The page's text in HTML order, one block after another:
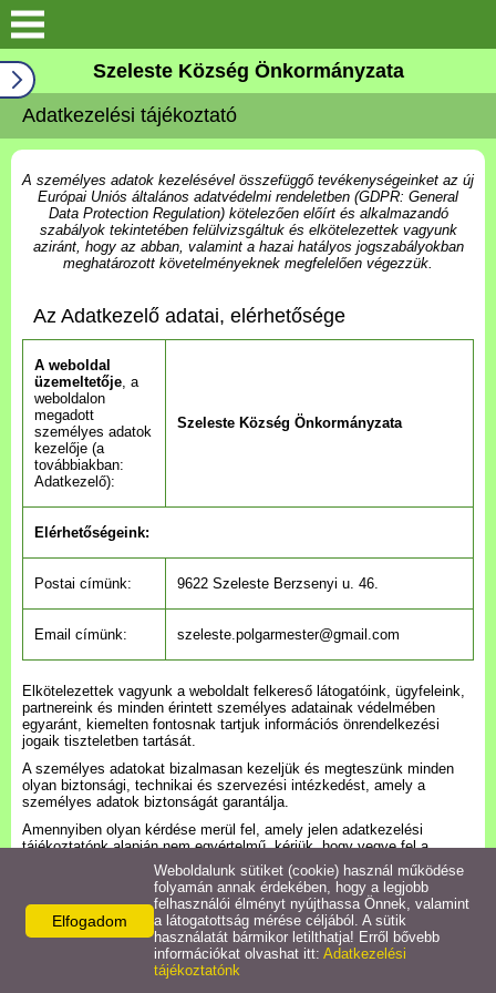
Keresés
Köszöntő
Falutörténet
Elérhetőségek
Önkormányzat
Választási információk
Pályázatok
Aktualitások
Településkép
Letöltések
Intézmények
Turizmus
Gazdaság
Hasznos linkek
Szeleste Község Önkormányzata
Adatkezelési tájékoztató
A személyes adatok kezelésével összefüggő tevékenységeinket az új
Európai Uniós általános adatvédelmi rendeletben (GDPR: General
Data Protection Regulation) kötelezően előírt és alkalmazandó
szabályok tekintetében felülvizsgáltuk és elkötelezettek vagyunk
aziránt, hogy az abban, valamint a hazai hatályos jogszabályokban
meghatározott követelményeknek megfelelően végezzük.
Az Adatkezelő adatai, elérhetősége
A weboldal
üzemeltetője, a
weboldalon
megadott
személyes adatok
kezelője (a
továbbiakban:
Adatkezelő):
Szeleste Község Önkormányzata
Elérhetőségeink:
Postai címünk: 9622 Szeleste Berzsenyi u. 46.
Email címünk: szeleste.polgarmester@gmail.com
Elkötelezettek vagyunk a weboldalt felkereső látogatóink, ügyfeleink,
partnereink és minden érintett személyes adatainak védelmében
egyaránt, kiemelten fontosnak tartjuk információs önrendelkezési
jogaik tiszteletben tartását.
A személyes adatokat bizalmasan kezeljük és megteszünk minden
olyan biztonsági, technikai és szervezési intézkedést, amely a
személyes adatok biztonságát garantálja.
Amennyiben olyan kérdése merül fel, amely jelen adatkezelési
tájékoztatónk alapján nem egyértelmű, kérjük, hogy vegye fel a
kapcsolatot velünk fenti elérhetőségeinken! Törekszünk arra, hogy
minél gyorsabban válaszoljunk Önnek, viszont amennyiben kérdése
megfelelő megválaszolása több időt vesz igénybe, akkor legfeljebb 15
napon belül vállaljuk annak megválaszolását.
Bármikor kérhet tájékoztatást személyes adatai kezelésével
kapcsolatban írásban (emailben, illetve postai címünkre megküldött
levélben) vagy szóban (telefonon). Felhívjuk a figyelmét, hogy
Elfogadom
Weboldalunk sütiket (cookie) használ működése
folyamán annak érdekében, hogy a legjobb
felhasználói élményt nyújthassa Önnek, valamint
a látogatottság mérése céljából. A sütik
használatát bármikor letilthatja! Erről bővebb
információkat olvashat itt: Adatkezelési
tájékoztatónk